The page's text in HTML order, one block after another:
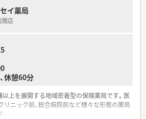
方も多く若い世代の方が多く活躍しています！
修、現場研修、フォローアップ研修、等
ー制度、ヒアリング・カウンセリングスキル研
修を用意！
イ薬局
店
休憩60分
上を展開する地域密着型の保険薬局です。医
リニック前、総合病院前など様々な形態の薬局